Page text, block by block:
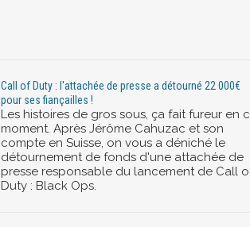
Call of Duty : l'attachée de presse a détourné 22 000€
pour ses fiançailles !
Les histoires de gros sous, ça fait fureur en
moment. Après Jérôme Cahuzac et son
compte en Suisse, on vous a déniché le
détournement de fonds d'une attachée de
presse responsable du lancement de Call
Duty : Black Ops.